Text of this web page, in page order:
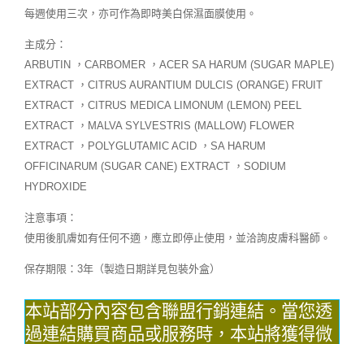
每週使用三次，亦可作為即時美白保濕面膜使用。
主成分：
ARBUTIN ，CARBOMER ，ACER SA HARUM (SUGAR MAPLE)
EXTRACT ，CITRUS AURANTIUM DULCIS (ORANGE) FRUIT
EXTRACT ，CITRUS MEDICA LIMONUM (LEMON) PEEL
EXTRACT ，MALVA SYLVESTRIS (MALLOW) FLOWER
EXTRACT ，POLYGLUTAMIC ACID ，SA HARUM
OFFICINARUM (SUGAR CANE) EXTRACT ，SODIUM
HYDROXIDE
注意事項：
使用後肌膚如有任何不適，應立即停止使用，並洽詢皮膚科醫師。
保存期限：3年（製造日期詳見包裝外盒）
本站部分內容包含聯盟行銷連結。當您透
過連結購買商品或服務時，本站將獲得微